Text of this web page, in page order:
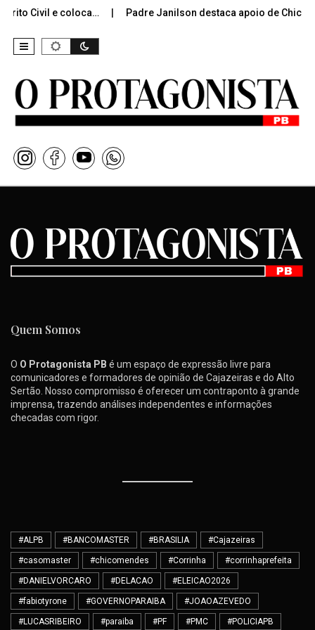
Civil e coloca… Padre Janilson destaca apoio de Chico
Quem Somos
O O Protagonista PB é um espaço de expressão livre para
comunicadores e formadores de opinião de Cajazeiras e do Alto
Sertão. Nosso compromisso é oferecer um contraponto à grande
imprensa, trazendo análises independentes e informações
checadas com rigor.
#ALPB #BANCOMASTER #BRASILIA #Cajazeiras
#casomaster #chicomendes #Corrinha #corrinhaprefeita
#DANIELVORCARO #DELACAO #ELEICAO2026
#fabiotyrone #GOVERNOPARAIBA #JOAOAZEVEDO
#LUCASRIBEIRO #paraiba #PF #PMC #POLICIAPB